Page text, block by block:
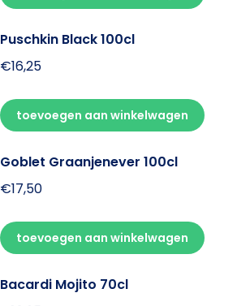
Puschkin Black 100cl
€16,25
toevoegen aan winkelwagen
Goblet Graanjenever 100cl
€17,50
toevoegen aan winkelwagen
Bacardi Mojito 70cl